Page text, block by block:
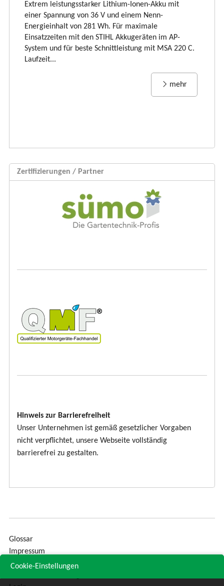
Extrem leistungsstarker Lithium-Ionen-Akku mit
einer Spannung von 36 V und einem Nenn-
Energieinhalt von 281 Wh. Für maximale
Einsatzzeiten mit den STIHL Akkugeräten im AP-
System und für beste Schnittleistung mit MSA 220 C.
Laufzeit...
mehr
Zertifizierungen / Partner
Hinweis zur Barrierefreiheit
Unser Unternehmen ist gemäß gesetzlicher Vorgaben
nicht verpflichtet, unsere Webseite vollständig
barrierefrei zu gestalten.
Glossar
Impressum
Sitemap
Cookie-Einstellungen